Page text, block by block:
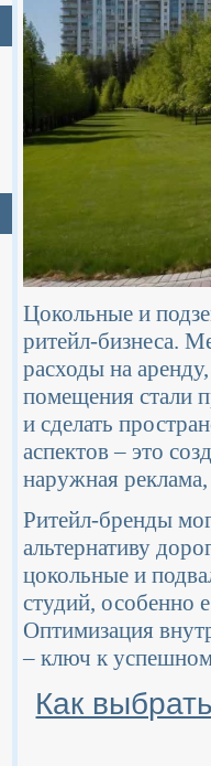
Цокольные и
ритейл-бизнеса.
расходы на
помещения стали
и сделать
аспектов – это
наружная
Ритейл-бренды
альтернативу
цокольные и
студий, особенно
Оптимизация
– ключ к
Как